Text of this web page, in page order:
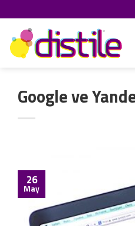
atla
Google ve
26
May